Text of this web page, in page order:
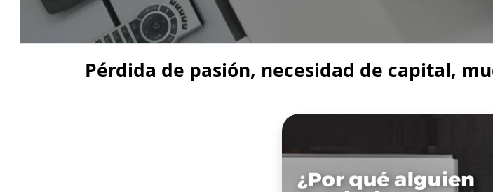
Pérdida de pasión, necesidad de capital,